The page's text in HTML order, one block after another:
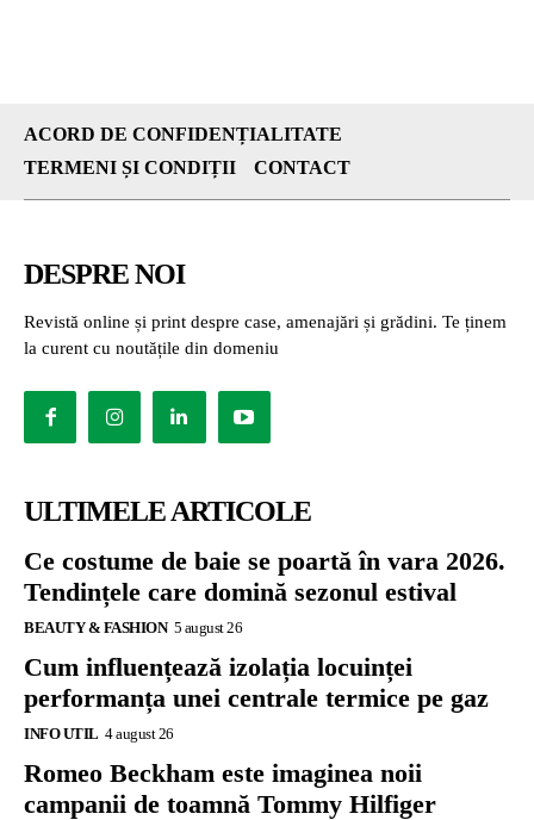
ACORD DE CONFIDENȚIALITATE
TERMENI ȘI CONDIȚII
CONTACT
DESPRE NOI
Revistă online și print despre case, amenajări și grădini. Te ținem
la curent cu noutățile din domeniu
ULTIMELE ARTICOLE
Ce costume de baie se poartă în vara 2026.
Tendințele care domină sezonul estival
BEAUTY & FASHION 5 august 26
Cum influențează izolația locuinței
performanța unei centrale termice pe gaz
INFO UTIL 4 august 26
Romeo Beckham este imaginea noii
campanii de toamnă Tommy Hilfiger